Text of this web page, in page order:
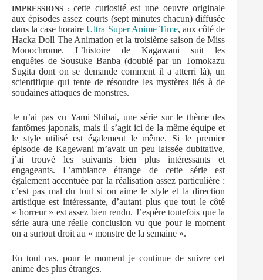
IMPRESSIONS :cette curiosité est une oeuvre originale
aux épisodes assez courts (sept minutes chacun) diffusée
dans la case horaireUltra Super Anime Time, aux côté de
Hacka Doll The Animation et la troisième saison de Miss
Monochrome. L’histoire de Kagawani suit les
enquêtes de Sousuke Banba (doublé par un Tomokazu
Sugita dont on se demande comment il a atterri là), un
scientifique qui tente de résoudre les mystères liés à de
soudaines attaques de monstres.
Je n’ai pas vu Yami Shibai, une série sur le thème des
fantômes japonais, mais il s’agit ici de la même équipe et
le style utilisé est également le même. Si le premier
épisode de Kagewani m’avait un peu laissée dubitative,
j’ai trouvé les suivants bien plus intéressants et
engageants. L’ambiance étrange de cette série est
également accentuée par la réalisation assez particulière :
c’est pas mal du tout si on aime le style et la direction
artistique est intéressante, d’autant plus que tout le côté
« horreur » est assez bien rendu. J’espère toutefois que la
série aura une réelle conclusion vu que pour le moment
on a surtout droit au « monstre de la semaine ».
En tout cas, pour le moment je continue de suivre cet
anime des plus étranges.